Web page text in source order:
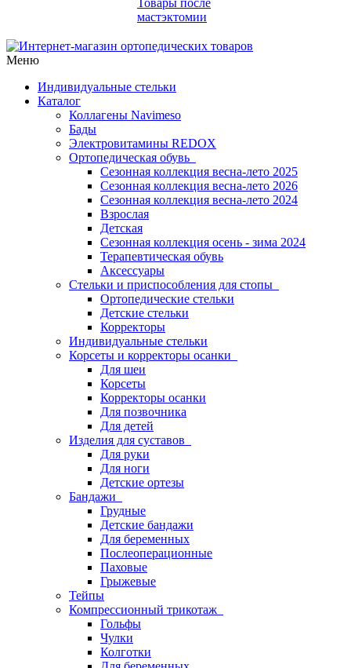
Товары после
мастэктомии
Меню
Индивидуальные стельки
Каталог
Коллагены Navimeso
Бады
Электровитамины REDOX
Ортопедическая обувь
Сезонная коллекция весна-лето 2025
Сезонная коллекция весна-лето 2026
Сезонная коллекция весна-лето 2024
Взрослая
Детская
Сезонная коллекция осень - зима 2024
Терапевтическая обувь
Аксессуары
Стельки и приспособления для стопы
Ортопедические стельки
Детские стельки
Корректоры
Индивидуальные стельки
Корсеты и корректоры осанки
Для шеи
Корсеты
Корректоры осанки
Для позвочника
Для детей
Изделия для суставов
Для руки
Для ноги
Детские ортезы
Бандажи
Грудные
Детские бандажи
Для беременных
Послеоперационные
Паховые
Грыжевые
Тейпы
Компрессионный трикотаж
Гольфы
Чулки
Колготки